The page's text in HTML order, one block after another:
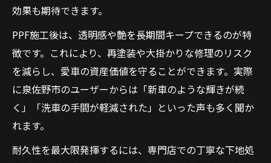
効果も期待できます。
PPF施工後は、透明感や艶を長期間キープできるのが特
徴です。これにより、再塗装や大掛かりな修理のリスク
を減らし、愛車の資産価値を守ることができます。実際
に泉佐野市のユーザーからは「新車のような輝きが続
く」「洗車の手間が軽減された」といった声も多く聞か
れます。
耐久性を最大限発揮するには、専門店での丁寧な下地処